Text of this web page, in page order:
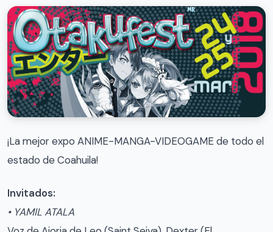
¡La mejor expo ANIME-MANGA-VIDEOGAME de todo el
estado de Coahuila!
Invitados:
• YAMIL ATALA